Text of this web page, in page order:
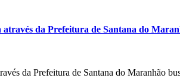
da Prefeitura de Santana do
da Prefeitura de Santana do Maranhão